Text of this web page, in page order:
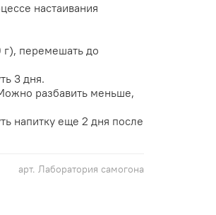
арт. Лаборатория самогона
настаивания
г), перемешать до
3 дня.
разбавить меньше,
напитку еще 2 дня после